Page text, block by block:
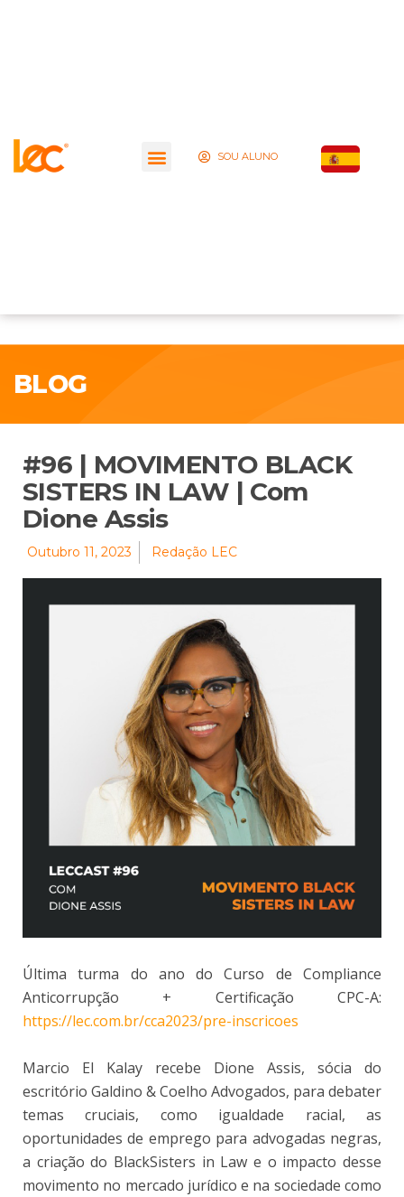
SOU ALUNO
BLOG
#96 | MOVIMENTO BLACK
SISTERS IN LAW | Com
Dione Assis
Outubro 11, 2023 Redação LEC
Última turma do ano do Curso de Compliance
Anticorrupção + Certificação CPC-A:
https://lec.com.br/cca2023/pre-inscricoes
Marcio El Kalay recebe Dione Assis, sócia do
escritório Galdino & Coelho Advogados, para debater
temas cruciais, como igualdade racial, as
oportunidades de emprego para advogadas negras,
a criação do BlackSisters in Law e o impacto desse
movimento no mercado jurídico e na sociedade como